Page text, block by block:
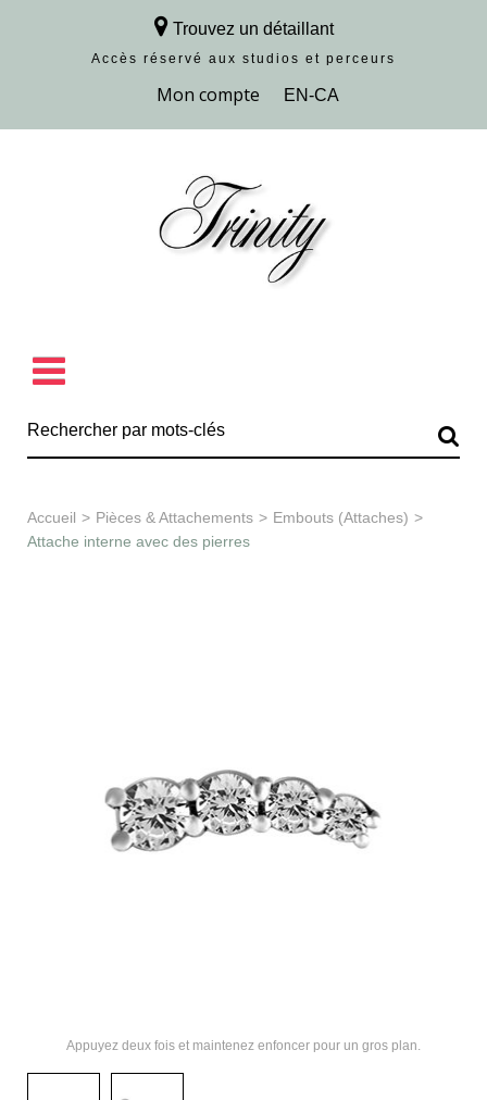
Trouvez un détaillant
Accès réservé aux studios et perceurs
Découvrir la collection
Accueil > Pièces & Attachements > Embouts (Attaches) >
Attache interne avec des pierres
Appuyez deux fois et maintenez enfoncer pour un gros plan.